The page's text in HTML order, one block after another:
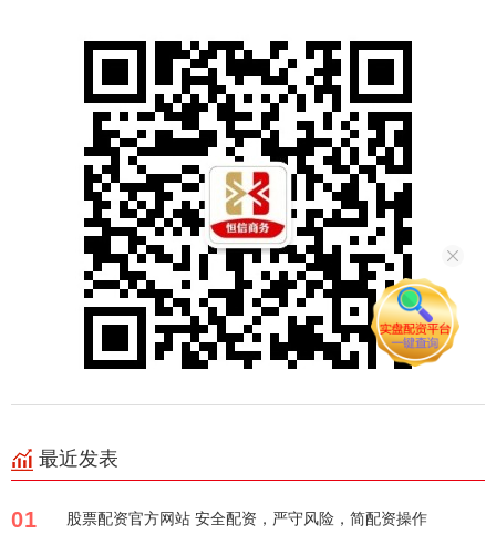
最近发表
01 股票配资官方网站 安全配资，严守风险，简配资操作